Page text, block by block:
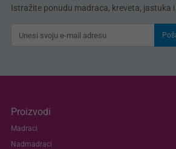
Istražite ponudu madraca, kreveta, jastuka i
Proizvodi
Madraci
Nadmadraci